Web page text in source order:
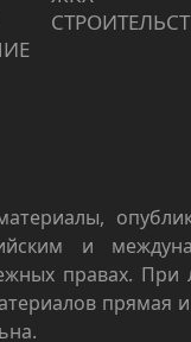
и
правах. При
прямая